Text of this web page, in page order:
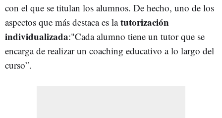
con el que se titulan los alumnos. De hecho, uno de los
aspectos que más destaca es latutorización
individualizada:"Cada alumno tiene un tutor que se
encarga de realizar un coaching educativo a lo largo del
curso”.